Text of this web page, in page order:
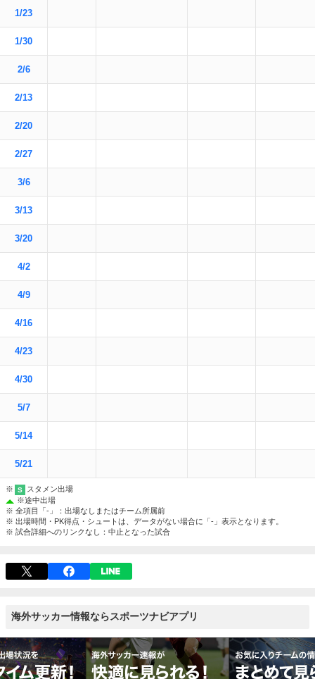
1/23
1/30
2/6
2/13
2/20
2/27
3/6
3/13
3/20
4/2
4/9
4/16
4/23
4/30
5/7
5/14
5/21
※ S
スタメン出場
※途中出場
※ 全項目「-」：出場なしまたはチーム所属前
※ 出場時間・PK得点・シュートは、データがない場合に「-」表示となります。
※ 試合詳細へのリンクなし：中止となった試合
海外サッカー情報ならスポーツナビアプリ